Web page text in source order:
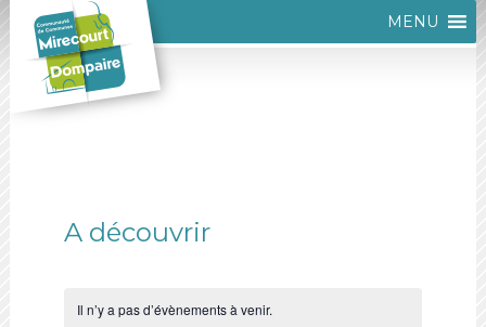
MENU
A découvrir
Il n’y a pas d’évènements à venir.